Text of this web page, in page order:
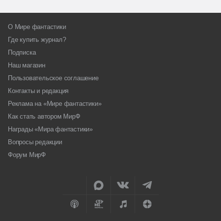
О Мире фантастики
Где купить журнал?
Подписка
Наш магазин
Пользовательское соглашение
Контакты и редакция
Реклама на «Мире фантастики»
Как стать автором МирФ
Награды «Мира фантастики»
Вопросы редакции
Форум МирФ